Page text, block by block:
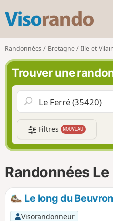
s
o
r
n
d
o
Randonnées Bretagne Ille-et-
Trouver une
Filtres NOUVEAU
Randonnées Le
Le long du
Visorandonneur